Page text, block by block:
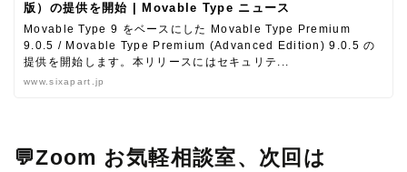
版）の提供を開始 | Movable Type ニュース
Movable Type 9 をベースにした Movable Type Premium
9.0.5 / Movable Type Premium (Advanced Edition) 9.0.5 の
提供を開始します。本リリースにはセキュリテ...
www.sixapart.jp
💬Zoom お気軽相談室、次回は